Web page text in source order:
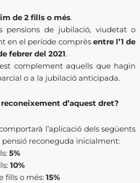
de 2 fills o més.
pensions de jubilació, viudetat o
en el període comprèsentre l’1 de
febrer del 2021.
complement aquells que hagin
o a la jubilació anticipada.
d’aquest dret?
l’aplicació dels següents
reconeguda inicialment:
5%
10%
fills o més: 15%